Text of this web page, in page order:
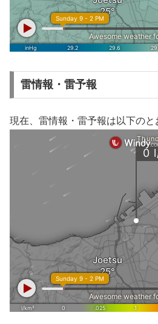
雷情報・雷予報
現在、雷情報・雷予報は以下のと